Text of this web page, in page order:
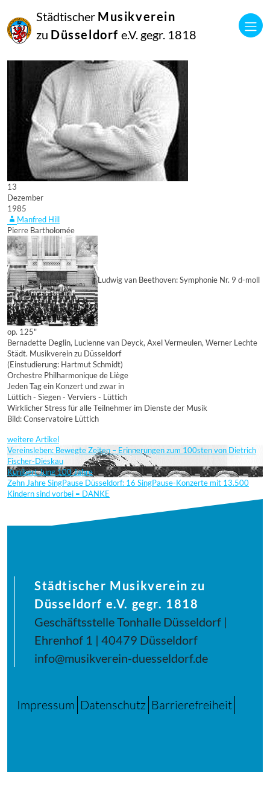
Städtischer Musikverein
zu Düsseldorf e.V. gegr. 1818
13
Dezember
1985
Manfred Hill
Pierre Bartholomée
Ludwig van Beethoven: Symphonie Nr. 9 d-moll
op. 125"
Bernadette Deglin, Lucienne van Deyck, Axel Vermeulen, Werner Lechte
Städt. Musikverein zu Düsseldorf
(Einstudierung: Hartmut Schmidt)
Orchestre Philharmonique de Liège
Jeden Tag ein Konzert und zwar in
Lüttich - Siegen - Verviers - Lüttich
Wirklicher Stress für alle Teilnehmer im Dienste der Musik
Bild: Conservatoire Lüttich
weitere Artikel
Vereinsleben: Bewegte Zeiten – Erinnerungen zum 100sten von Dietrich
Fischer-Dieskau
Kunibert Jung 100 Jahre
Zehn Jahre SingPause Düsseldorf: 16 SingPause-Konzerte mit 13.500
Kindern sind vorbei = DANKE
Städtischer Musikverein zu
Düsseldorf e.V. gegr. 1818
Geschäftsstelle Tonhalle Düsseldorf |
Ehrenhof 1 | 40479 Düsseldorf
info@musikverein-duesseldorf.de
Impressum Datenschutz Barrierefreiheit